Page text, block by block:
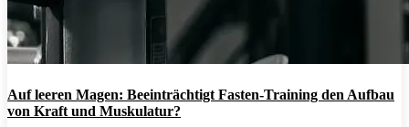
Auf leeren Magen: Beeinträchtigt Fasten-Training den Aufbau
von Kraft und Muskulatur?